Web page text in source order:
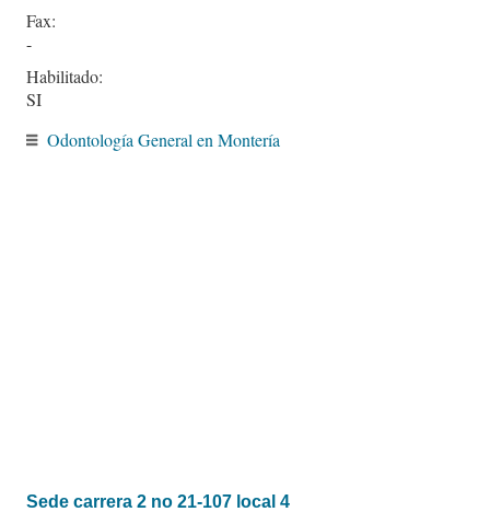
Fax:
-
Habilitado:
SI
Odontología General en Montería
Sede carrera 2 no 21-107 local 4